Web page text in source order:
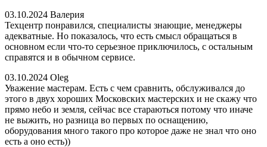
03.10.2024 Валерия
Техцентр понравился, специалисты знающие, менеджеры
адекватные. Но показалось, что есть смысл обращаться в
основном если что-то серьезное приключилось, с остальным
справятся и в обычном сервисе.
03.10.2024 Oleg
Уважение мастерам. Есть с чем сравнить, обслуживался до
этого в двух хороших Московских мастерских и не скажу что
прямо небо и земля, сейчас все стараються потому что иначе
не выжить, но разница во первых по оснащению,
оборудования много такого про которое даже не знал что оно
есть а оно есть))